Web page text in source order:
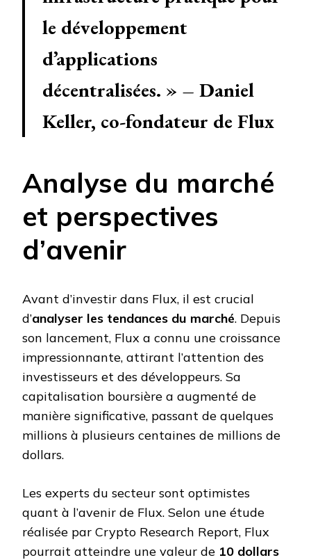
le développement
d’applications
décentralisées. » – Daniel
Keller, co-fondateur de Flux
Analyse du marché
et perspectives
d’avenir
Avant d’investir dans Flux, il est crucial
d’analyser les tendances du marché. Depuis
son lancement, Flux a connu une croissance
impressionnante, attirant l’attention des
investisseurs et des développeurs. Sa
capitalisation boursière a augmenté de
manière significative, passant de quelques
millions à plusieurs centaines de millions de
dollars.
Les experts du secteur sont optimistes
quant à l’avenir de Flux. Selon une étude
réalisée par Crypto Research Report, Flux
pourrait atteindre une valeur de 10 dollars